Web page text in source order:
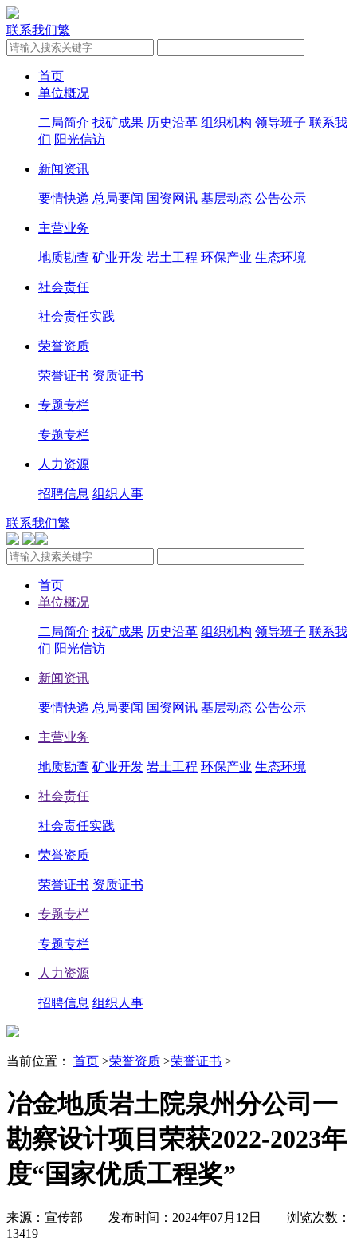
联系我们繁
首页
单位概况
二局简介 找矿成果 历史沿革 组织机构 领导班子 联系我
们 阳光信访
新闻资讯
要情快递 总局要闻 国资网讯 基层动态 公告公示
主营业务
地质勘查 矿业开发 岩土工程 环保产业 生态环境
社会责任
社会责任实践
荣誉资质
荣誉证书 资质证书
专题专栏
专题专栏
人力资源
招聘信息 组织人事
联系我们繁
首页
单位概况
二局简介 找矿成果 历史沿革 组织机构 领导班子 联系我
们 阳光信访
新闻资讯
要情快递 总局要闻 国资网讯 基层动态 公告公示
主营业务
地质勘查 矿业开发 岩土工程 环保产业 生态环境
社会责任
社会责任实践
荣誉资质
荣誉证书 资质证书
专题专栏
专题专栏
人力资源
招聘信息 组织人事
当前位置： 首页 >荣誉资质 >荣誉证书 >
冶金地质岩土院泉州分公司一
勘察设计项目荣获2022-2023年
度“国家优质工程奖”
来源：宣传部 发布时间：2024年07月12日 浏览次数：
13419